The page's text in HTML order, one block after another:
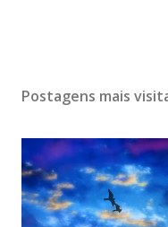
Postagens mais